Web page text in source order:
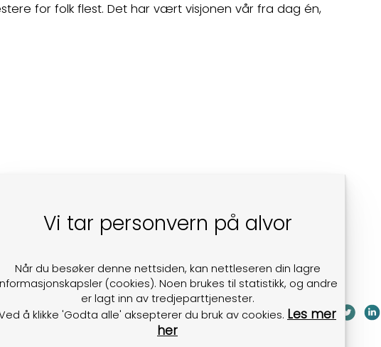
for folk flest. Det har vært visjonen vår fra dag én,
Vi tar personvern på alvor
Når du besøker denne nettsiden, kan nettleseren din lagre
(cookies). Noen brukes til statistikk, og andre
er lagt inn av tredjeparttjenester.
å klikke 'Godta alle' aksepterer du bruk av cookies. Les mer
her